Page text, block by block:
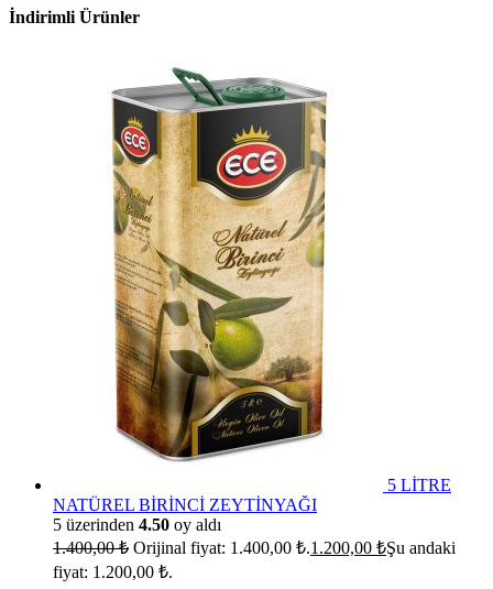
İndirimli Ürünler
5 LİTRE
NATÜREL BİRİNCİ ZEYTİNYAĞI
5 üzerinden 4.50 oy aldı
1.400,00₺ Orijinal fiyat: 1.400,00 ₺.1.200,00 ₺Şu andaki
fiyat: 1.200,00 ₺.